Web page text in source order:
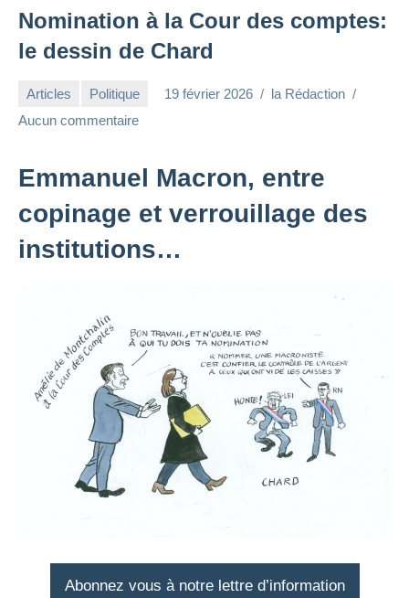
Nomination à la Cour des comptes:
le dessin de Chard
Articles Politique 19 février 2026
la Rédaction
Aucun commentaire
Emmanuel Macron, entre
copinage et verrouillage des
institutions…
Abonnez vous à notre lettre d’information